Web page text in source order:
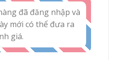
đã đăng nhập và
mới có thể đưa ra
giá.